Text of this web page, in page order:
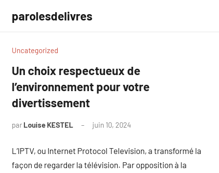
contenu
parolesdelivres
Uncategorized
Un choix respectueux de
l’environnement pour votre
divertissement
par Louise KESTEL juin 10, 2024
L’IPTV, ou Internet Protocol Television, a transformé la
façon de regarder la télévision. Par opposition à la